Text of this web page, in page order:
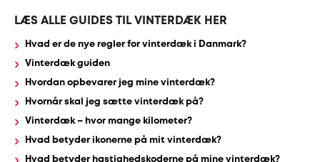
Serviceaftale
Udstødning
SDS
Mobilitet
LÆS ALLE GUIDES TIL VINTERDÆK HER
Hvad er de nye regler for vinterdæk i Danmark?
Vinterdæk guiden
Hvordan opbevarer jeg mine vinterdæk?
Hvornår skal jeg sætte vinterdæk på?
Vinterdæk – hvor mange kilometer?
Hvad betyder ikonerne på mit vinterdæk?
Hvad betyder hastighedskoderne på mine vinterdæk?